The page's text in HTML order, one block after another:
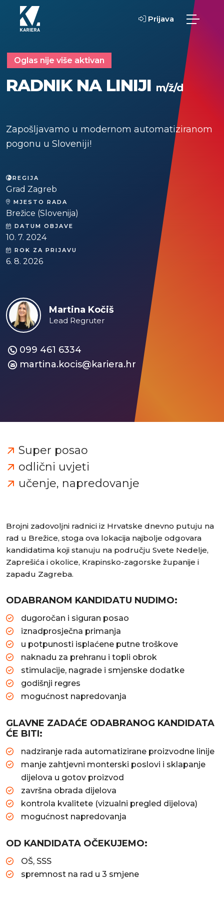
Prijava
Oglas nije više aktivan
RADNIK NA LINIJI m/ž/d
Zapošljavamo u modernom automatiziranom
pogonu u Sloveniji!
REGIJA
Grad Zagreb
MJESTO RADA
Brežice (Slovenija)
DATUM OBJAVE
10. 7. 2024
ROK ZA PRIJAVU
6. 8. 2026
Martina Kočiš
Lead Regruter
099 461 6334
martina.kocis@kariera.hr
Super posao
odlični uvjeti
učenje, napredovanje
Brojni zadovoljni radnici iz Hrvatske dnevno putuju na
rad u Brežice, stoga ova lokacija najbolje odgovara
kandidatima koji stanuju na području Svete Nedelje,
Zaprešića i okolice, Krapinsko-zagorske županije i
zapadu Zagreba.
ODABRANOM KANDIDATU NUDIMO:
dugoročan i siguran posao
iznadprosječna primanja
u potpunosti isplaćene putne troškove
naknadu za prehranu i topli obrok
stimulacije, nagrade i smjenske dodatke
godišnji regres
mogućnost napredovanja
GLAVNE ZADAĆE ODABRANOG KANDIDATA
ĆE BITI:
nadziranje rada automatizirane proizvodne linije
manje zahtjevni monterski poslovi i sklapanje
dijelova u gotov proizvod
završna obrada dijelova
kontrola kvalitete (vizualni pregled dijelova)
mogućnost napredovanja
OD KANDIDATA OČEKUJEMO:
OŠ, SSS
spremnost na rad u 3 smjene